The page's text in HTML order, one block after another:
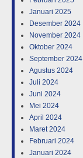
Januari 2025
Desember 2024
November 2024
Oktober 2024
September 2024
Agustus 2024
Juli 2024
Juni 2024
Mei 2024
April 2024
Maret 2024
Februari 2024
Januari 2024